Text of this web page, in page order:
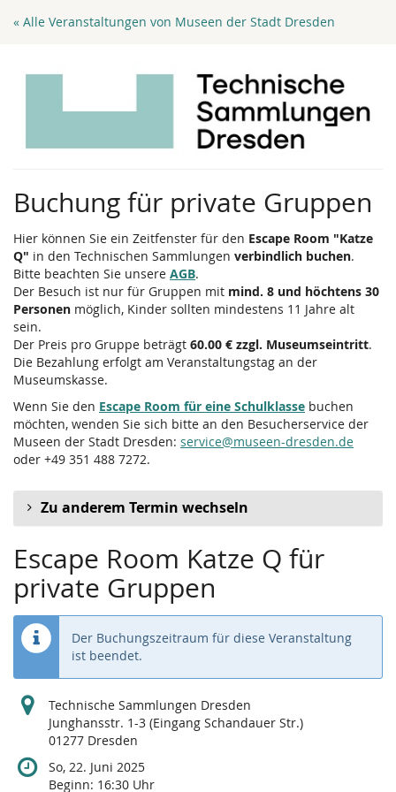
Zum
« Alle Veranstaltungen von Museen der Stadt Dresden
Buchung für private Gruppen
Hier können Sie ein Zeitfenster für den Escape Room "Katze
Q" in den Technischen Sammlungen verbindlich buchen.
Bitte beachten Sie unsere AGB.
Der Besuch ist nur für Gruppen mit mind. 8 und höchtens 30
Personen möglich, Kinder sollten mindestens 11 Jahre alt
sein.
Der Preis pro Gruppe beträgt 60.00 € zzgl. Museumseintritt.
Die Bezahlung erfolgt am Veranstaltungstag an der
Museumskasse.
Wenn Sie den Escape Room für eine Schulklasse buchen
möchten, wenden Sie sich bitte an den Besucherservice der
Museen der Stadt Dresden: service@museen-dresden.de
oder +49 351 488 7272.
Zu anderem Termin wechseln
Escape Room Katze Q für
private Gruppen
Der Buchungszeitraum für diese Veranstaltung
ist beendet.
Technische Sammlungen Dresden
Junghansstr. 1-3 (Eingang Schandauer Str.)
01277 Dresden
So, 22. Juni 2025
Beginn: 16:30 Uhr